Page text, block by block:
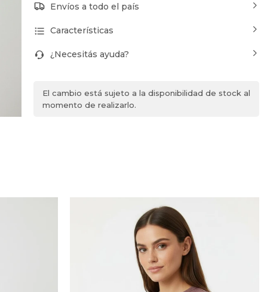
Envíos a todo el país
Características
¿Necesitás ayuda?
El cambio está sujeto a la disponibilidad de stock al
momento de realizarlo.